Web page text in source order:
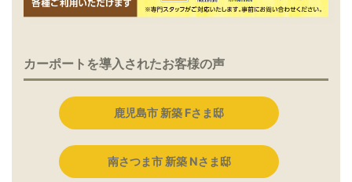
カーポートを導入されたお客様の声
鹿児島市 新築 Fさま邸
南さつま市 新築 Nさま邸